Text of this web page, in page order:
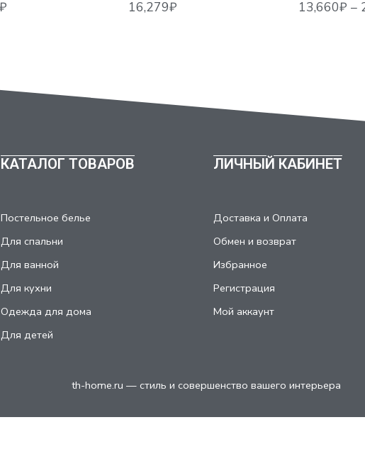
КАТАЛОГ ТОВАРОВ
Постельное белье
Для спальни
Для ванной
Для кухни
Одежда для дома
Для детей
ЛИЧНЫЙ КАБИНЕТ
Доставка и Оплата
Обмен и возврат
Избранное
Регистрация
Мой аккаунт
th-home.ru — стиль и совершенство вашего интерьера